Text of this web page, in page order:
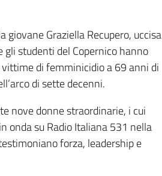
Graziella Recupero, uccisa
gli studenti del Copernico hanno
di femminicidio a 69 anni di
di sette decenni.
nove donne straordinarie, i cui
onda su Radio Italiana 531 nella
forza, leadership e